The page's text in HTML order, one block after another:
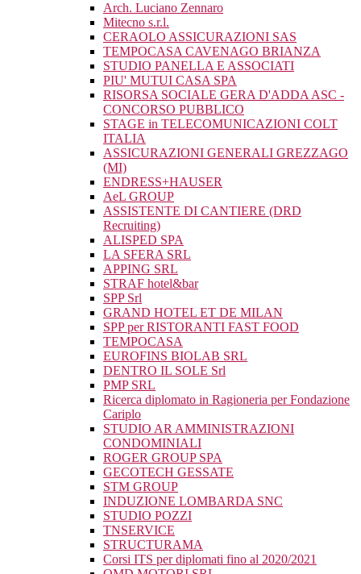
Arch. Luciano Zennaro
Mitecno s.r.l.
CERAOLO ASSICURAZIONI SAS
TEMPOCASA CAVENAGO BRIANZA
STUDIO PANELLA E ASSOCIATI
PIU' MUTUI CASA SPA
RISORSA SOCIALE GERA D'ADDA ASC -
CONCORSO PUBBLICO
STAGE in TELECOMUNICAZIONI COLT
ITALIA
ASSICURAZIONI GENERALI GREZZAGO
(MI)
ENDRESS+HAUSER
AeL GROUP
ASSISTENTE DI CANTIERE (DRD
Recruiting)
ALISPED SPA
LA SFERA SRL
APPING SRL
STRAF hotel&bar
SPP Srl
GRAND HOTEL ET DE MILAN
SPP per RISTORANTI FAST FOOD
TEMPOCASA
EUROFINS BIOLAB SRL
DENTRO IL SOLE Srl
PMP SRL
Ricerca diplomato in Ragioneria per Fondazione
Cariplo
STUDIO AR AMMINISTRAZIONI
CONDOMINIALI
ROGER GROUP SPA
GECOTECH GESSATE
STM GROUP
INDUZIONE LOMBARDA SNC
STUDIO POZZI
TNSERVICE
STRUCTURAMA
Corsi ITS per diplomati fino al 2020/2021